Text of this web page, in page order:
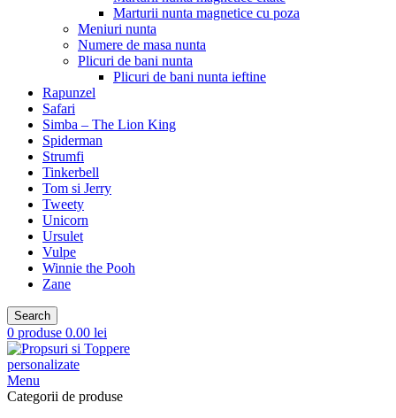
Marturii nunta magnetice cu poza
Meniuri nunta
Numere de masa nunta
Plicuri de bani nunta
Plicuri de bani nunta ieftine
Rapunzel
Safari
Simba – The Lion King
Spiderman
Strumfi
Tinkerbell
Tom si Jerry
Tweety
Unicorn
Ursulet
Vulpe
Winnie the Pooh
Zane
Search
0 produse 0.00 lei
Menu
Categorii de produse